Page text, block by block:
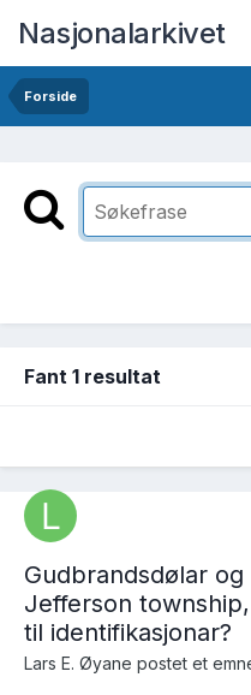
Nasjonalarkivet
Forside
Fant 1 resultat
Gudbrandsdølar
Jefferson
til identifikasjonar?
Lars E. Øyane postet et